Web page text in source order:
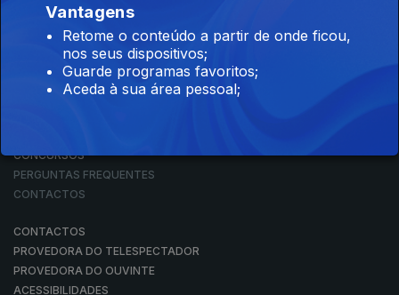
RTP ARQUIVOS
RTP ENSINA
RTP PLAY
EM DIRETO
CONCURSOS
PERGUNTAS FREQUENTES
CONTACTOS
CONTACTOS
PROVEDORA DO TELESPECTADOR
PROVEDORA DO OUVINTE
ACESSIBILIDADES
Vantagens
Retome o conteúdo a partir de onde ficou,
nos seus dispositivos;
Guarde programas favoritos;
Aceda à sua área pessoal;